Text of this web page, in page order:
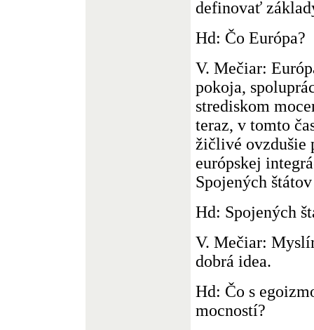
definovať
Hd: Čo Európa?
V. Mečiar:
pokoja,
strediskom
teraz, v tomto
žičlivé ovzdušie
európskej
Spojených
Hd: Spojených
V. Mečiar:
dobrá idea.
Hd: Čo s
mocností?